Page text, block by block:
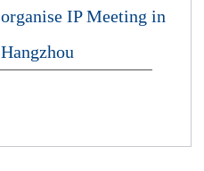
organise IP Meeting in
Hangzhou